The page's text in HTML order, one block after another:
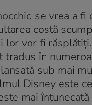
se vrea a
costă
vor fi
în
sub mai
Disney este
mai